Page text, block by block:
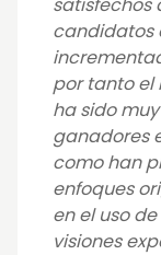
candidatos
por tanto el
ha sido
ganadores
como han
enfoques
en el uso
visiones